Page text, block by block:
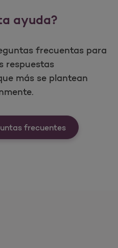
ayuda?
frecuentas para
respuestas
más se plantean
frecuentes